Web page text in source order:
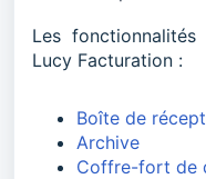
Les
Lucy Facturation :
Boîte de
Archive
Coffre-fort de